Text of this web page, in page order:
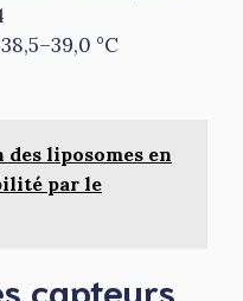
°C
liposomes en
par le
capteurs